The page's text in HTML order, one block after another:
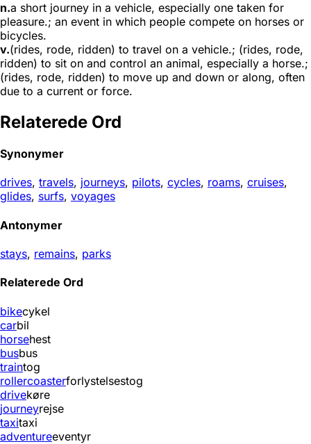
n.a short journey in a vehicle, especially one taken for
pleasure.; an event in which people compete on horses or
bicycles.
v.(rides, rode, ridden) to travel on a vehicle.; (rides, rode,
ridden) to sit on and control an animal, especially a horse.;
(rides, rode, ridden) to move up and down or along, often
due to a current or force.
Relaterede Ord
Synonymer
drives, travels, journeys, pilots, cycles, roams, cruises,
glides, surfs, voyages
Antonymer
stays, remains, parks
Relaterede Ord
bikecykel
carbil
horsehest
busbus
traintog
rollercoasterforlystelsestog
drivekøre
journeyrejse
taxitaxi
adventureeventyr